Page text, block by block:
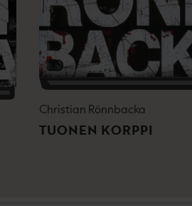
Christian Rönnbacka
TUONEN KORPPI